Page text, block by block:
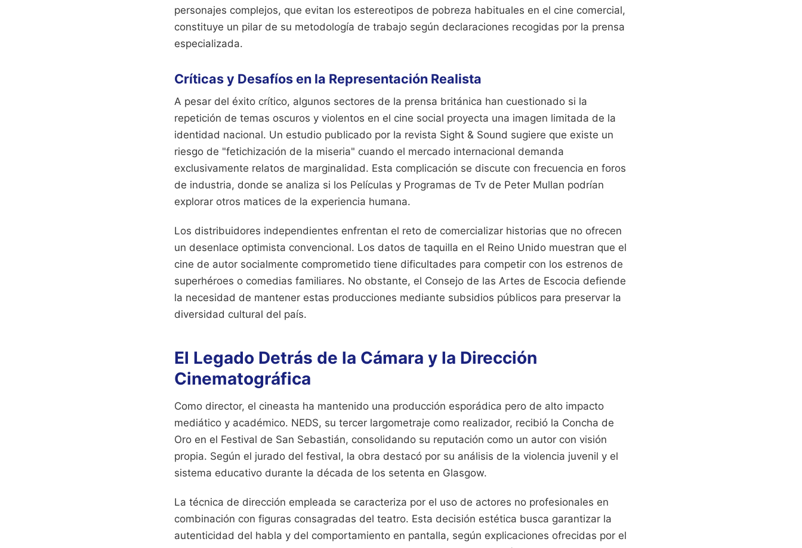
personajes complejos, que evitan los estereotipos de pobreza habituales en el cine comercial,
constituye un pilar de su metodología de trabajo según declaraciones recogidas por la prensa
especializada.
Críticas y Desafíos en la Representación Realista
A pesar del éxito crítico, algunos sectores de la prensa británica han cuestionado si la
repetición de temas oscuros y violentos en el cine social proyecta una imagen limitada de la
identidad nacional. Un estudio publicado por la revista Sight & Sound sugiere que existe un
riesgo de "fetichización de la miseria" cuando el mercado internacional demanda
exclusivamente relatos de marginalidad. Esta complicación se discute con frecuencia en foros
de industria, donde se analiza si los Películas y Programas de Tv de Peter Mullan podrían
explorar otros matices de la experiencia humana.
Los distribuidores independientes enfrentan el reto de comercializar historias que no ofrecen
un desenlace optimista convencional. Los datos de taquilla en el Reino Unido muestran que el
cine de autor socialmente comprometido tiene dificultades para competir con los estrenos de
superhéroes o comedias familiares. No obstante, el Consejo de las Artes de Escocia defiende
la necesidad de mantener estas producciones mediante subsidios públicos para preservar la
diversidad cultural del país.
El Legado Detrás de la Cámara y la Dirección
Cinematográfica
Como director, el cineasta ha mantenido una producción esporádica pero de alto impacto
mediático y académico. NEDS, su tercer largometraje como realizador, recibió la Concha de
Oro en el Festival de San Sebastián, consolidando su reputación como un autor con visión
propia. Según el jurado del festival, la obra destacó por su análisis de la violencia juvenil y el
sistema educativo durante la década de los setenta en Glasgow.
La técnica de dirección empleada se caracteriza por el uso de actores no profesionales en
combinación con figuras consagradas del teatro. Esta decisión estética busca garantizar la
autenticidad del habla y del comportamiento en pantalla, según explicaciones ofrecidas por el